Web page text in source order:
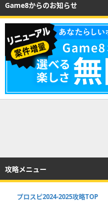
Game8からのお知らせ
攻略メニュー
プロスピ2024-2025攻略TOP